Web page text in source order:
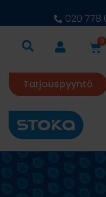
020 778
0
Tarjouspyyntö